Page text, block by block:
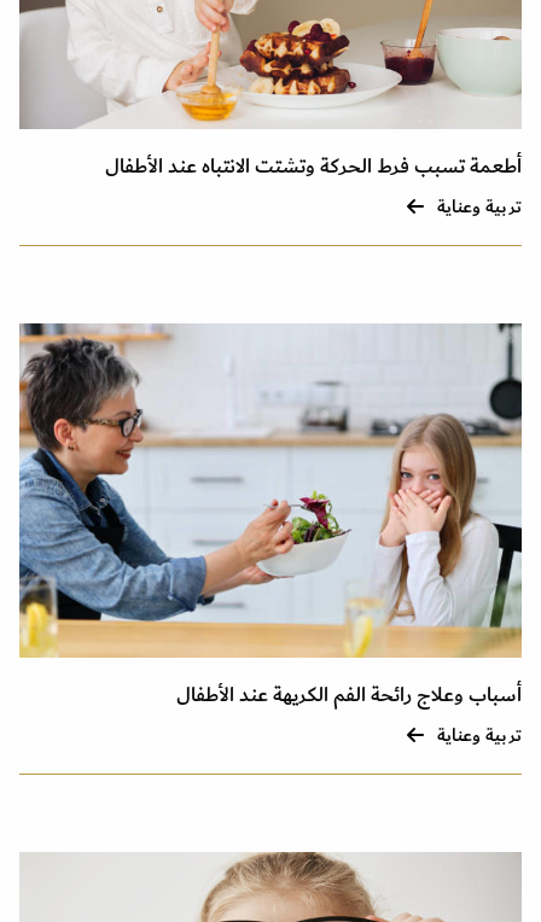
أطعمة تسبب فرط الحركة وتشتت الانتباه عند الأطفال
تربية وعناية
أسباب وعلاج رائحة الفم الكريهة عند الأطفال
تربية وعناية